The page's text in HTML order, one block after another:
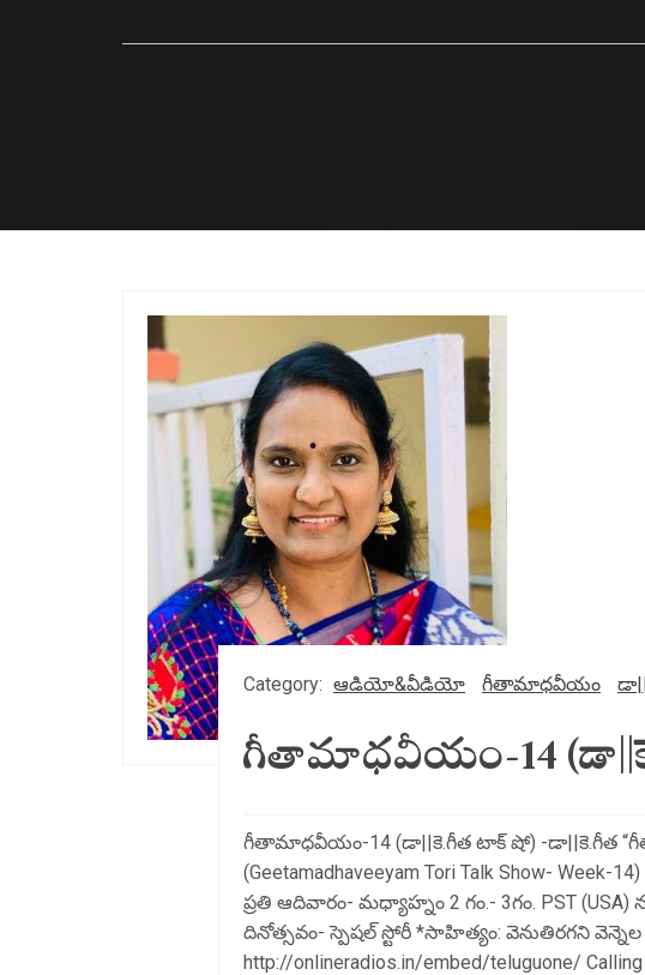
Category: ఆడియో&వీడియో గీతామాధవీయం
గీతామాధవీయం-14
గీతామాధవీయం-14 (డా||కె.గీత టాక్ షో) -డా||కె.గీత
(Geetamadhaveeyam Tori Talk Show-
ప్రతి ఆదివారం- మధ్యాహ్నం 2 గం.- 3గం. PST
దినోత్సవం- స్పెషల్ స్టోరీ *సాహిత్యం: వెనుతిరగని వెన్నెల
http://onlineradios.in/embed/teluguone/ Calling